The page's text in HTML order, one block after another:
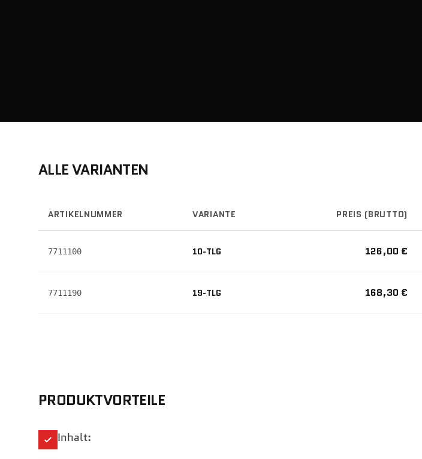
ALLE VARIANTEN
ARTIKELNUMMER VARIANTE PREIS (BRUTTO)
7711100 10-TLG 126,00 €
7711190 19-TLG 168,30 €
PRODUKTVORTEILE
Inhalt: